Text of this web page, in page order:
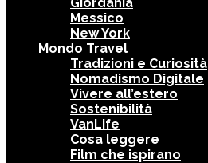
Messico
New York
Mondo Travel
Tradizioni e Curiosità
Nomadismo Digitale
Vivere all’estero
Sostenibilità
VanLife
Cosa leggere
Film che ispirano